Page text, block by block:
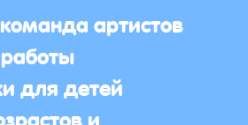
артистов
для детей